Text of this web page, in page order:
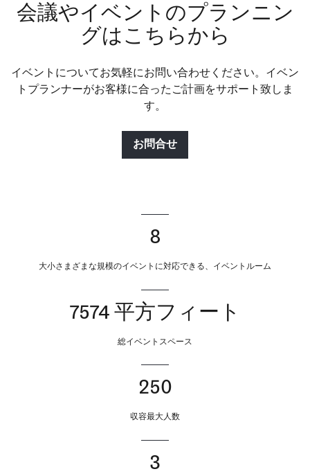
会議やイベントのプランニン
グはこちらから
イベントについてお気軽にお問い合わせください。イベン
トプランナーがお客様に合ったご計画をサポート致しま
す。
お問合せ
8
大小さまざまな規模のイベントに対応できる、イベントルーム
7574 平方フィート
総イベントスペース
250
収容最大人数
3